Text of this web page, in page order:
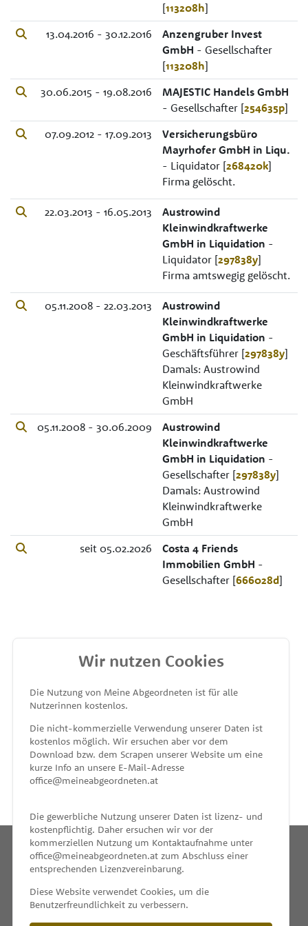
[113208h]
13.04.2016 - 30.12.2016
Anzengruber Invest
GmbH - Gesellschafter
[113208h]
30.06.2015 - 19.08.2016
MAJESTIC Handels GmbH
- Gesellschafter [254635p]
07.09.2012 - 17.09.2013
Versicherungsbüro
Mayrhofer GmbH in Liqu.
- Liquidator [268420k]
Firma gelöscht.
22.03.2013 - 16.05.2013
Austrowind
Kleinwindkraftwerke
GmbH in Liquidation -
Liquidator [297838y]
Firma amtswegig gelöscht.
05.11.2008 - 22.03.2013
Austrowind
Kleinwindkraftwerke
GmbH in Liquidation -
Geschäftsführer [297838y]
Damals: Austrowind
Kleinwindkraftwerke
GmbH
05.11.2008 - 30.06.2009
Austrowind
Kleinwindkraftwerke
GmbH in Liquidation -
Gesellschafter [297838y]
Damals: Austrowind
Kleinwindkraftwerke
GmbH
seit 05.02.2026
Costa 4 Friends
Immobilien GmbH -
Gesellschafter [666028d]
MEINE ABGEORDNETEN
unterstützt von
Wir nutzen Cookies
Die Nutzung von Meine Abgeordneten ist für alle
Nutzerinnen kostenlos.
Die nicht-kommerzielle Verwendung unserer Daten ist
kostenlos möglich. Wir ersuchen aber vor dem
Download bzw. dem Scrapen unserer Website um eine
kurze Info an unsere E-Mail-Adresse
office@meineabgeordneten.at
Die gewerbliche Nutzung unserer Daten ist lizenz- und
kostenpflichtig. Daher ersuchen wir vor der
kommerziellen Nutzung um Kontaktaufnahme unter
office@meineabgeordneten.at zum Abschluss einer
entsprechenden Lizenzvereinbarung.
Diese Website verwendet Cookies, um die
Benutzerfreundlichkeit zu verbessern.